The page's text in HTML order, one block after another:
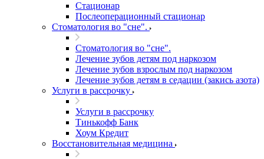
Стационар
Послеоперационный стационар
Стоматология во "сне".
Стоматология во "сне".
Лечение зубов детям под наркозом
Лечение зубов взрослым под наркозом
Лечение зубов детям в седации (закись азота)
Услуги в рассрочку
Услуги в рассрочку
Тинькофф Банк
Хоум Кредит
Восстановительная медицина